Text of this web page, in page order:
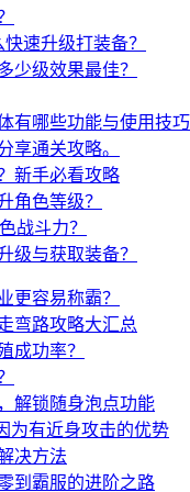
速升级打装备？
少级效果最佳？
有哪些功能与使用技
享通关攻略。
新手必看攻略
角色等级？
战斗力？
级与获取装备？
更容易称霸？
弯路攻略大汇总
成功率？
解锁随身泡点功能
为有近身攻击的优势
决方法
到霸服的进阶之路